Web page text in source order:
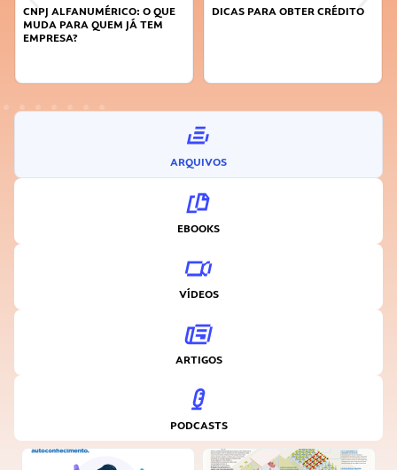
CNPJ ALFANUMÉRICO: O QUE
MUDA PARA QUEM JÁ TEM
EMPRESA?
DICAS PARA OBTER CRÉDITO
ARQUIVOS
EBOOKS
VÍDEOS
ARTIGOS
PODCASTS